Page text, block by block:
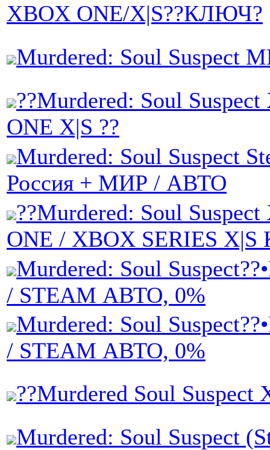
XBOX ONE/X|S??КЛЮЧ?
Murdered: Soul Suspect
??Murdered: Soul
ONE X|S ??
Murdered: Soul Suspect
Россия + МИР / АВТО
??Murdered: Soul
ONE / XBOX SERIES
Murdered: Soul
/ STEAM АВТО, 0%
Murdered: Soul
/ STEAM АВТО, 0%
??Murdered Soul Suspect
Murdered: Soul Suspect